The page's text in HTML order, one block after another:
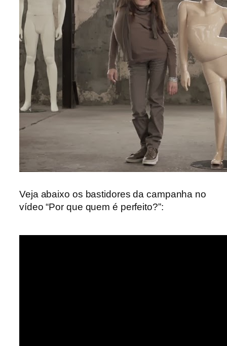
Veja abaixo os bastidores da campanha no
vídeo “Por que quem é perfeito?”: